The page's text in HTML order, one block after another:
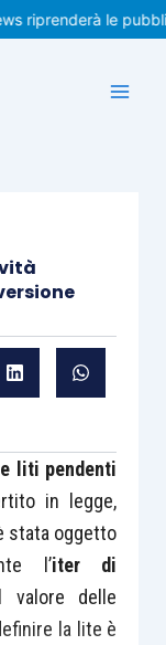
le
liti pendenti
in legge,
stata oggetto
l’iter di
valore delle
la lite è